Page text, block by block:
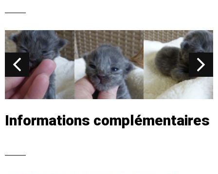
Informations complémentaires